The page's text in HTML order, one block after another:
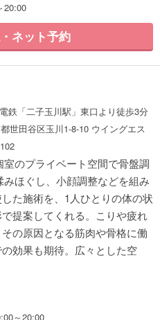
ネット予約
鉄「二子玉川駅」東口より徒歩3分
世田谷区玉川1-8-10 ウイングエス
室のプライベート空間で骨盤調
みほぐし、小顔調整などを組み
た施術を、1人ひとりの体の状
提案してくれる。こりや疲れ
の原因となる筋肉や骨格に働
効果も期待。広々とした空
～20:00